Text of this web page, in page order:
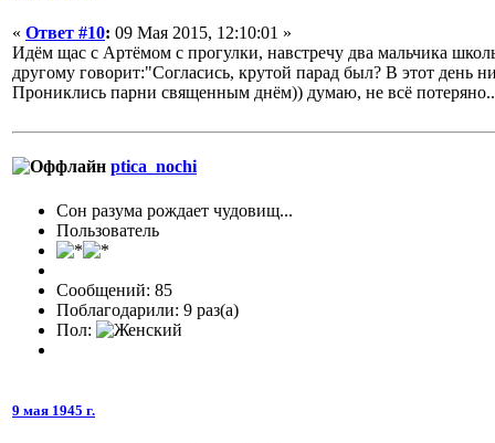
« Ответ #10: 09 Мая 2015, 12:10:01 »
Идём щас с Артёмом с прогулки, навстречу два мальчика
другому говорит:"Согласись, крутой парад был? В этот день
Прониклись парни священным днём)) думаю, не всё
ptica_nochi
Сон разума рождает чудовищ...
Пользователь
Сообщений: 85
Поблагодарили: 9 раз(а)
Пол:
9 мая 1945 г.